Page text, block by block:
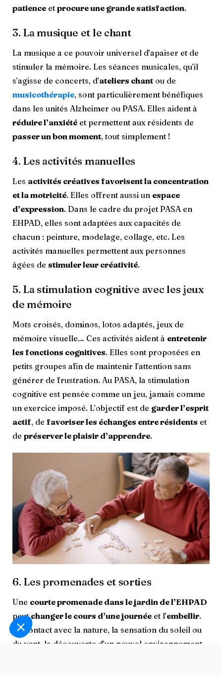
patience et procure une grande satisfaction.
3. La musique et le chant
La musique a ce pouvoir universel d’apaiser et de
stimuler la mémoire. Les séances musicales, qu’il
s’agisse de concerts, d’ateliers chant ou de
musicothérapie, sont particulièrement bénéfiques
dans les unités Alzheimer ou PASA. Elles aident à
réduire l’anxiété et permettent aux résidents de
passer un bon moment, tout simplement !
4. Les activités manuelles
Les activités créatives favorisent la concentration
et la motricité. Elles offrent aussi un espace
d’expression. Dans le cadre du projet PASA en
EHPAD, elles sont adaptées aux capacités de
chacun : peinture, modelage, collage, etc. Les
activités manuelles permettent aux personnes
âgées de stimuler leur créativité.
5. La stimulation cognitive avec les jeux
de mémoire
Mots croisés, dominos, lotos adaptés, jeux de
mémoire visuelle… Ces activités aident à entretenir
les fonctions cognitives. Elles sont proposées en
petits groupes afin de maintenir l’attention sans
générer de frustration. Au PASA, la stimulation
cognitive est pensée comme un jeu, jamais comme
un exercice imposé. L’objectif est de garder l’esprit
actif, de favoriser les échanges entre résidents et
de préserver le plaisir d’apprendre.
6. Les promenades et sorties
Une courte promenade dans le jardin de l’EHPAD
peutchanger le cours d’une journée et l’embellir.
Le contact avec la nature, la sensation du soleil ou
du vent, la découverte d’un nouvel environnement